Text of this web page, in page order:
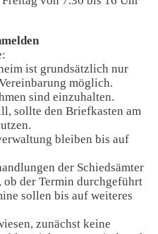
ist grundsätzlich nur
möglich.
sind einzuhalten.
sollte den Briefkasten am
bleiben bis auf
der Schiedsämter
ob der Termin durchgeführt
sollen bis auf weiteres
zunächst keine